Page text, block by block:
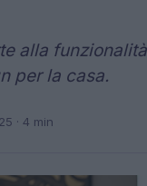
alla
per la casa.
· 4 min